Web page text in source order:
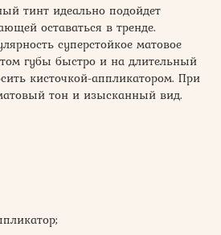
тинт идеально подойдет
оставаться в тренде.
суперстойкое матовое
губы быстро и на длительный
кисточкой-аппликатором. При
тон и изысканный вид.